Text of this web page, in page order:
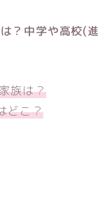
？中学や高校(
族は？
どこ？